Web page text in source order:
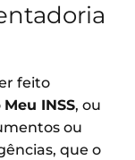
feito
Meu INSS, ou
ou
que o